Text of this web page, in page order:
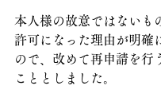
本人様の故意ではないも
許可になった理由が明確
ので、改めて再申請を行
こととしました。